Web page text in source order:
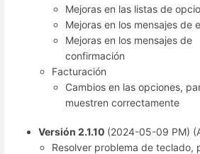
Mejoras en las listas de
Mejoras en los mensajes de
Mejoras en los mensajes de
confirmación
Facturación
Cambios en las opciones,
muestren correctamente
Versión 2.1.10 (2024-05-09 PM)
Resolver problema de teclado,